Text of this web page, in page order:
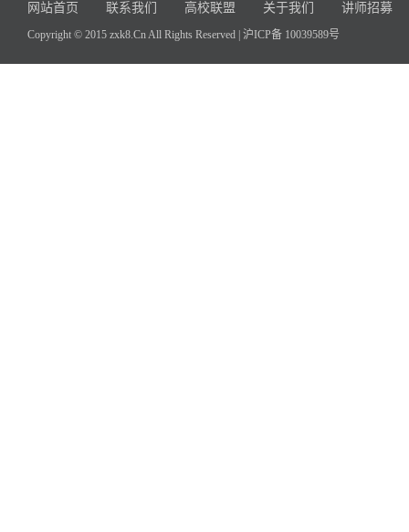
网站首页 联系我们 高校联盟 关于我们 讲师招募
Copyright © 2015 zxk8.Cn All Rights Reserved | 沪ICP备 10039589号